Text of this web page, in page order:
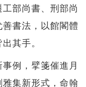
部尚書、刑部尚
書法，以館閣體
其手。
例，擘箋催進月
集新形式，命翰